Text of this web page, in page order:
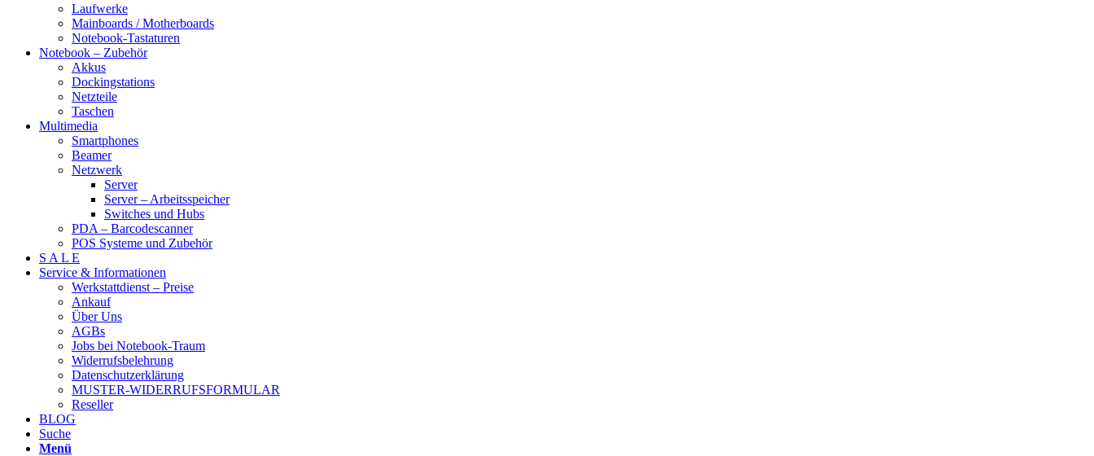
Laufwerke
Mainboards / Motherboards
Notebook-Tastaturen
Notebook – Zubehör
Akkus
Dockingstations
Netzteile
Taschen
Multimedia
Smartphones
Beamer
Netzwerk
Server
Server – Arbeitsspeicher
Switches und Hubs
PDA – Barcodescanner
POS Systeme und Zubehör
S A L E
Service & Informationen
Werkstattdienst – Preise
Ankauf
Über Uns
AGBs
Jobs bei Notebook-Traum
Widerrufsbelehrung
Datenschutzerklärung
MUSTER-WIDERRUFSFORMULAR
Reseller
BLOG
Suche
Menü